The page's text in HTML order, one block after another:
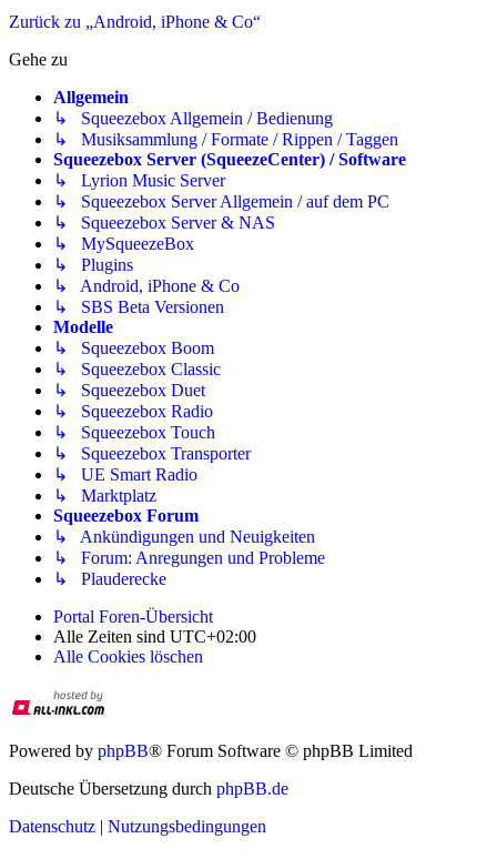
Zurück zu „Android, iPhone & Co“
Gehe zu
Allgemein
↳ Squeezebox Allgemein / Bedienung
↳ Musiksammlung / Formate / Rippen / Taggen
Squeezebox Server (SqueezeCenter) / Software
↳ Lyrion Music Server
↳ Squeezebox Server Allgemein / auf dem PC
↳ Squeezebox Server & NAS
↳ MySqueezeBox
↳ Plugins
↳ Android, iPhone & Co
↳ SBS Beta Versionen
Modelle
↳ Squeezebox Boom
↳ Squeezebox Classic
↳ Squeezebox Duet
↳ Squeezebox Radio
↳ Squeezebox Touch
↳ Squeezebox Transporter
↳ UE Smart Radio
↳ Marktplatz
Squeezebox Forum
↳ Ankündigungen und Neuigkeiten
↳ Forum: Anregungen und Probleme
↳ Plauderecke
Portal Foren-Übersicht
Alle Zeiten sind UTC+02:00
Alle Cookies löschen
Powered by phpBB® Forum Software © phpBB Limited
Deutsche Übersetzung durch phpBB.de
Datenschutz | Nutzungsbedingungen